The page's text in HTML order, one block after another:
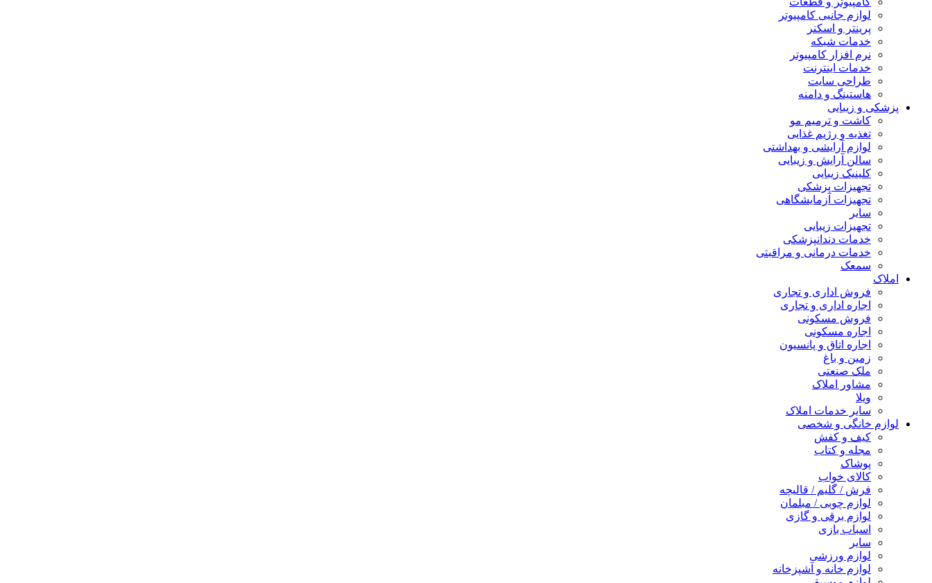
لوازم جانبی کامپیوتر
پرینتر و اسکنر
خدمات شبکه
نرم افزار کامپیوتر
خدمات اینترنت
طراحی سایت
هاستینگ و دامنه
پزشکی و زیبایی
کاشت و ترمیم مو
تغذیه و رژیم غذایی
لوازم آرایشی و بهداشتی
سالن آرایش و زیبایی
کلینیک زیبایی
تجهیزات پزشکی
تجهیزات آزمایشگاهی
سایر
تجهیزات زیبایی
خدمات دندانپزشکی
خدمات درمانی و مراقبتی
سمعک
املاک
فروش اداری و تجاری
اجاره اداری و تجاری
فروش مسکونی
اجاره مسکونی
اجاره اتاق و پانسیون
زمین و باغ
ملک صنعتی
مشاور املاک
ویلا
سایر خدمات املاک
لوازم خانگی و شخصی
کیف و کفش
مجله و کتاب
پوشاک
کالای خواب
فرش / گلیم / قالیچه
لوازم چوبی / مبلمان
لوازم برقی و گازی
اسباب بازی
سایر
لوازم ورزشی
لوازم خانه و آشپزخانه